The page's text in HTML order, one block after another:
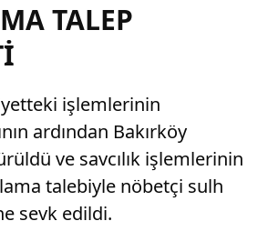
TALEP
işlemlerinin
ardından Bakırköy
ve savcılık işlemlerinin
talebiyle nöbetçi sulh
sevk edildi.